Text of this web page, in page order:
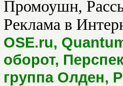
Промоушн,
Реклама в
OSE.ru,
оборот,
группа Олден,